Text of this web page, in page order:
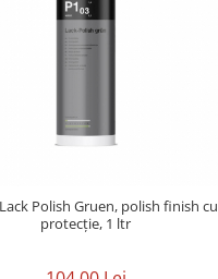
Polish Gruen, polish finish cu
protecție, 1 ltr